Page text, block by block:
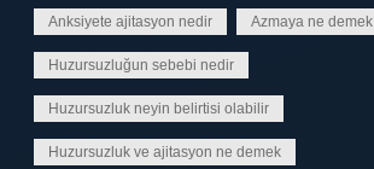
Anksiyete ajitasyon nedir Azmaya ne demek
Huzursuzluğun sebebi nedir
Huzursuzluk neyin belirtisi olabilir
Huzursuzluk ve ajitasyon ne demek